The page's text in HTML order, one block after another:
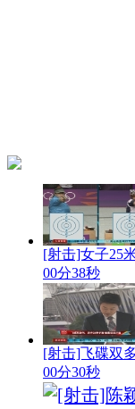
[射击]女子25
00分38秒
[射击]飞碟双
00分30秒